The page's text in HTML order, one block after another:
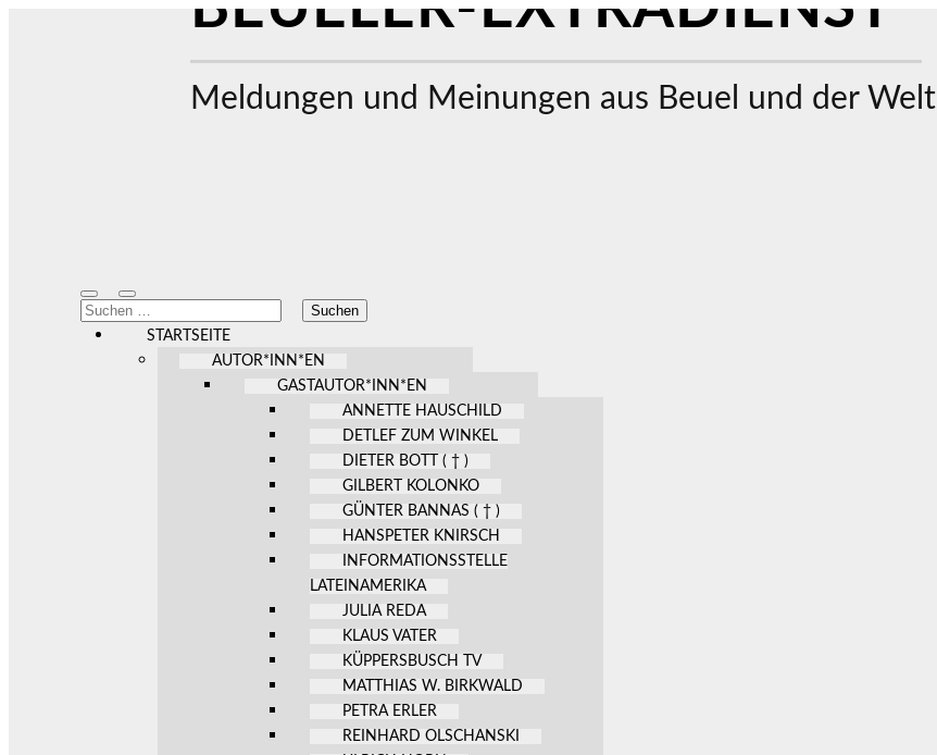
Meldungen und Meinungen aus Beuel und der Welt
Mobile-
Menü
ein-/ausblenden
Suchfeld
ein-/ausblenden
Suchen
nach:
STARTSEITE
AUTOR*INN*EN
GASTAUTOR*INN*EN
ANNETTE HAUSCHILD
DETLEF ZUM WINKEL
DIETER BOTT ( † )
GILBERT KOLONKO
GÜNTER BANNAS ( † )
HANSPETER KNIRSCH
INFORMATIONSSTELLE
LATEINAMERIKA
JULIA REDA
KLAUS VATER
KÜPPERSBUSCH TV
MATTHIAS W. BIRKWALD
PETRA ERLER
REINHARD OLSCHANSKI